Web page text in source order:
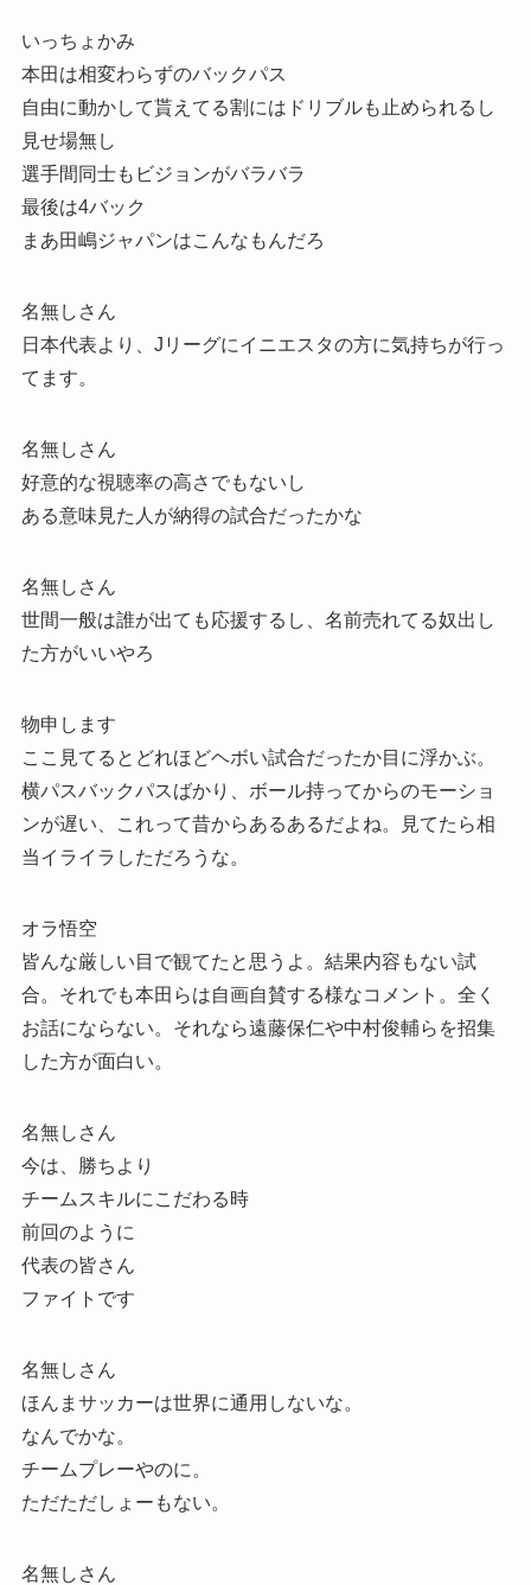
いっちょかみ
本田は相変わらずのバックパス
自由に動かして貰えてる割にはドリブルも止められるし
見せ場無し
選手間同士もビジョンがバラバラ
最後は4バック
まあ田嶋ジャパンはこんなもんだろ
名無しさん
日本代表より、Jリーグにイニエスタの方に気持ちが行っ
てます。
名無しさん
好意的な視聴率の高さでもないし
ある意味見た人が納得の試合だったかな
名無しさん
世間一般は誰が出ても応援するし、名前売れてる奴出し
た方がいいやろ
物申します
ここ見てるとどれほどヘボい試合だったか目に浮かぶ。
横パスバックパスばかり、ボール持ってからのモーショ
ンが遅い、これって昔からあるあるだよね。見てたら相
当イライラしただろうな。
オラ悟空
皆んな厳しい目で観てたと思うよ。結果内容もない試
合。それでも本田らは自画自賛する様なコメント。全く
お話にならない。それなら遠藤保仁や中村俊輔らを招集
した方が面白い。
名無しさん
今は、勝ちより
チームスキルにこだわる時
前回のように
代表の皆さん
ファイトです
名無しさん
ほんまサッカーは世界に通用しないな。
なんでかな。
チームプレーやのに。
ただただしょーもない。
名無しさん